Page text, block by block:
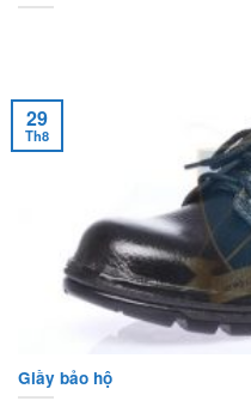
Giầy bảo hộ
29
Th8